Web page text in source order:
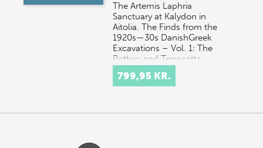
The Artemis Laphria
Sanctuary at Kalydon in
Aitolia. The Finds from the
1920s—30s DanishGreek
Excavations – Vol. 1: The
Pottery and Terracotta
799,95 KR.